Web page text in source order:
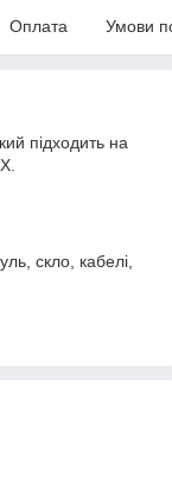
Оплата Умови
підходить на
скло, кабелі,